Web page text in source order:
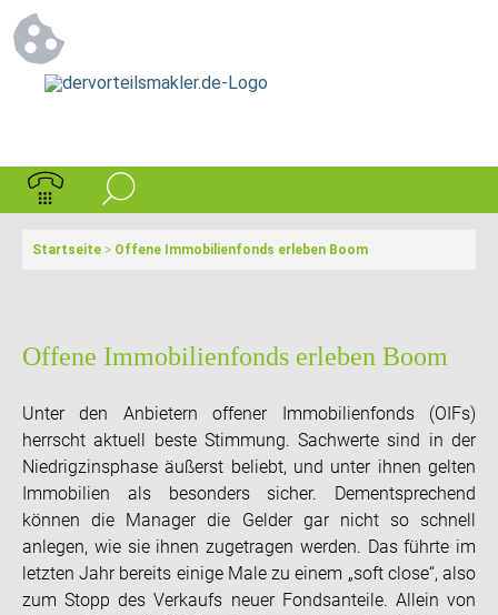
Startseite > Offene Immobilienfonds erleben Boom
Offene Immobilienfonds erleben Boom
Unter den Anbietern offener Immobilienfonds (OIFs)
herrscht aktuell beste Stimmung. Sachwerte sind in der
Niedrigzinsphase äußerst beliebt, und unter ihnen gelten
Immobilien als besonders sicher. Dementsprechend
können die Manager die Gelder gar nicht so schnell
anlegen, wie sie ihnen zugetragen werden. Das führte im
letzten Jahr bereits einige Male zu einem „soft close“, also
zum Stopp des Verkaufs neuer Fondsanteile. Allein von